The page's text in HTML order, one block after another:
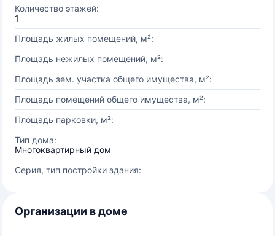
Количество этажей:
1
Площадь жилых помещений, м²:
Площадь нежилых помещений, м²:
Площадь зем. участка общего имущества, м²:
Площадь помещений общего имущества, м²:
Площадь парковки, м²:
Тип дома:
Многоквартирный дом
Серия, тип постройки здания:
Организации в доме